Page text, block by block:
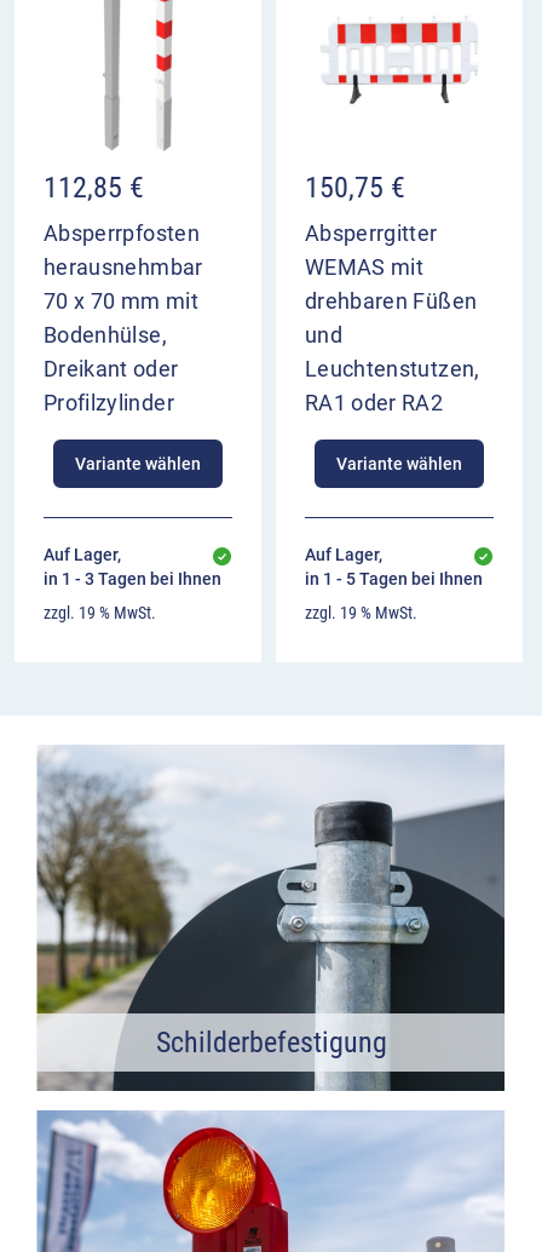
112,85 €
Absperrpfosten
herausnehmbar
70 x 70 mm mit
Bodenhülse,
Dreikant oder
Profilzylinder
Variante wählen
Auf Lager,
in 1 - 3 Tagen bei Ihnen
zzgl. 19 % MwSt.
150,75 €
Absperrgitter
WEMAS mit
drehbaren Füßen
und
Leuchtenstutzen,
RA1 oder RA2
Variante wählen
Auf Lager,
in 1 - 5 Tagen bei Ihnen
zzgl. 19 % MwSt.
Schilderbefestigung